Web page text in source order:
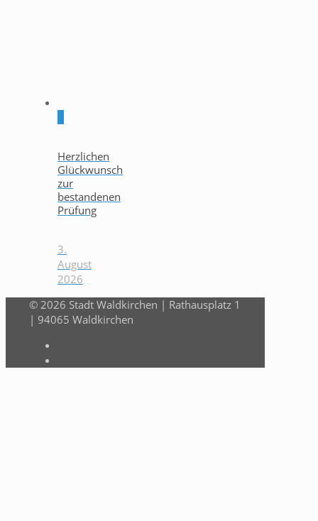
Herzlichen
Glückwunsch
zur
bestandenen
Prüfung
3.
August
2026
© 2026 Stadt Waldkirchen | Rathausplatz 1
| 94065 Waldkirchen